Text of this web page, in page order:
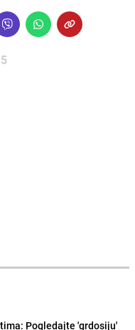
Pogledajte 'grdosiju'